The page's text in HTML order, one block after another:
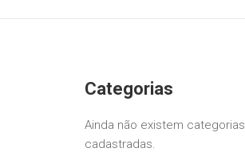
Categorias
Ainda não existem categorias
cadastradas.